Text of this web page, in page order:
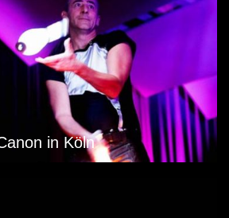
in Köln